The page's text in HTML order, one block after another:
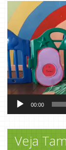
Tocador
de
vídeo
00:00
Veja